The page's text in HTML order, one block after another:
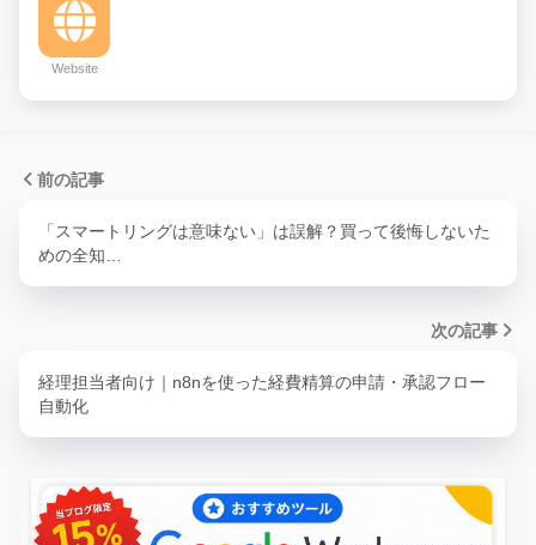
Website
前の記事
「スマートリングは意味ない」は誤解？買って後悔しないた
めの全知…
次の記事
経理担当者向け｜n8nを使った経費精算の申請・承認フロー
自動化